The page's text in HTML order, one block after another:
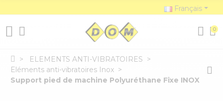
Français
0
ELEMENTS ANTI-VIBRATOIRES
Eléments anti-vibratoires Inox
Support pied de machine Polyuréthane Fixe INOX